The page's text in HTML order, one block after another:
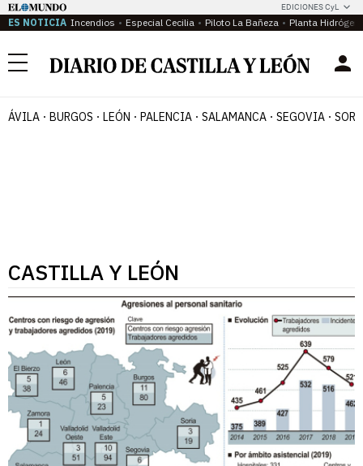
EDICIONES CyL
ES NOTICIA Incendios Especial Cecilia Piloto La Bañeza Planta
Menú
ÁVILA BURGOS LEÓN PALENCIA SALAMANCA SEGOVIA
CASTILLA Y LEÓN